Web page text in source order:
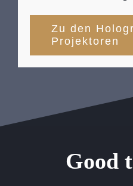
Zu den
Projektoren
Good